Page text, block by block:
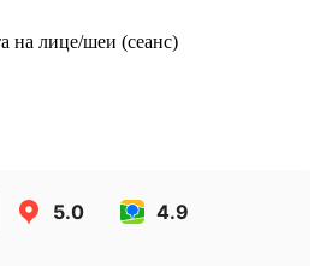
на лице/шеи (сеанс)
5.0 4.9